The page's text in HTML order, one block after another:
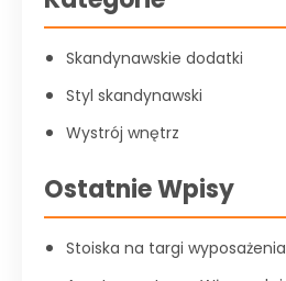
Skandynawskie dodatki
Styl skandynawski
Wystrój wnętrz
Ostatnie Wpisy
Stoiska na targi